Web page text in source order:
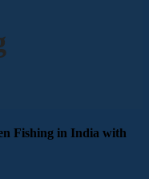
Fishing in India with